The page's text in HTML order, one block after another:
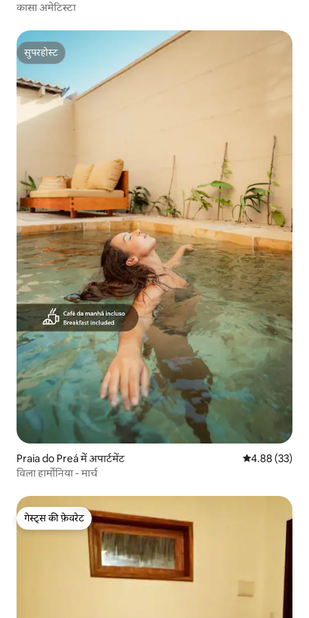
कासा अमेटिस्टा
सुपरहोस्ट
सुपरहोस्ट
Praia do Preá में अपार्टमेंट औसत रेटिंग 5 में
4.88 (33)
विला हार्मोनिया - मार्च
गेस्ट्स की फ़ेवरेट
गेस्ट्स की फ़ेवरेट